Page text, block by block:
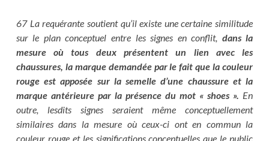
67 La requérante soutient qu’il existe une certaine similitude
sur le plan conceptuel entre les signes en conflit, dans la
mesure où tous deux présentent un lien avec les
chaussures, la marque demandée par le fait que la couleur
rouge est apposée sur la semelle d’une chaussure et la
marque antérieure par la présence du mot « shoes ». En
outre, lesdits signes seraient même conceptuellement
similaires dans la mesure où ceux-ci ont en commun la
couleur rouge et les significations conceptuelles que le public